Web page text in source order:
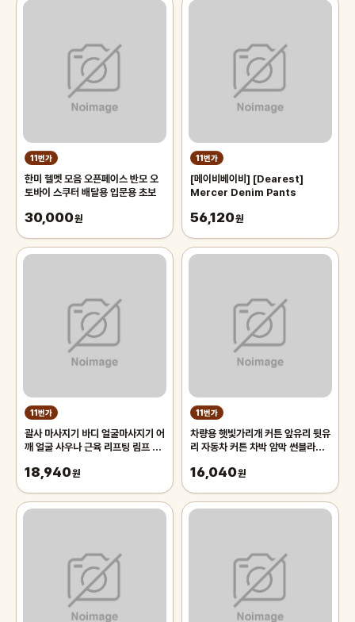
11번가
한미 헬멧 모음 오픈페이스 반모 오
토바이 스쿠터 배달용 입문용 초보
30,000원
11번가
[메이비베이비] [Dearest]
Mercer Denim Pants
56,120원
11번가
괄사 마사지기 바디 얼굴마사지기 어
깨 얼굴 사우나 근육 리프팅 림프 1
18,940원
11번가
차량용 햇빛가리개 커튼 앞유리 뒷유
리 자동차 커튼 차박 암막 썬블라인
리햇
16,040원